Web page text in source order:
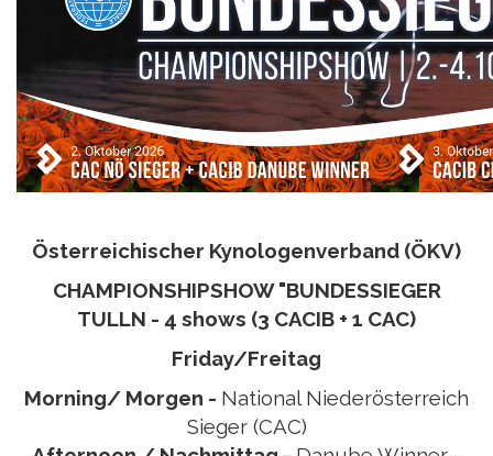
Österreichischer Kynologenverband (ÖKV)
CHAMPIONSHIPSHOW "BUNDESSIEGER
TULLN - 4 shows (3 CACIB + 1 CAC)
Friday/Freitag
Morning/ Morgen - National Niederösterreich
Sieger (CAC)